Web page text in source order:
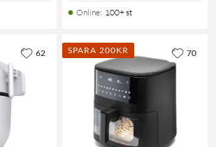
Online: 100+ st
62 SPARA 200KR 70